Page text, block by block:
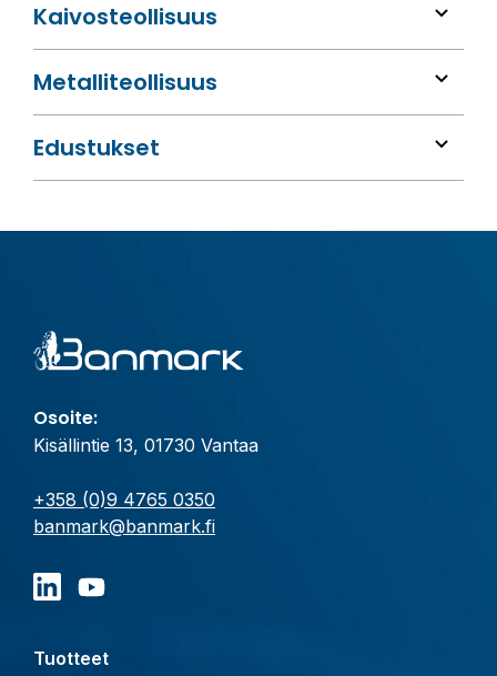
Kaivos­teollisuus
Metalli­teollisuus
Edustukset
Osoite:
Kisällintie 13, 01730 Vantaa
+358 (0)9 4765 0350
banmark@banmark.fi
Tuotteet